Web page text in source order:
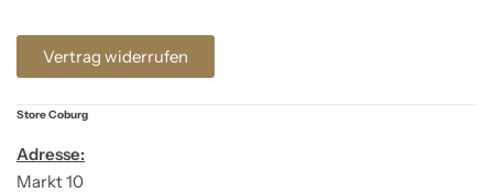
Vertrag widerrufen
Store Coburg
Adresse:
Markt 10